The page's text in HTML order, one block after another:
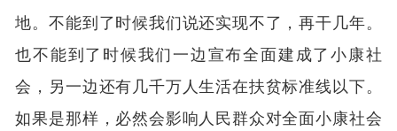
地。不能到了时候我们说还实现不了，再干几年。
也不能到了时候我们一边宣布全面建成了小康社
会，另一边还有几千万人生活在扶贫标准线以下。
如果是那样，必然会影响人民群众对全面小康社会